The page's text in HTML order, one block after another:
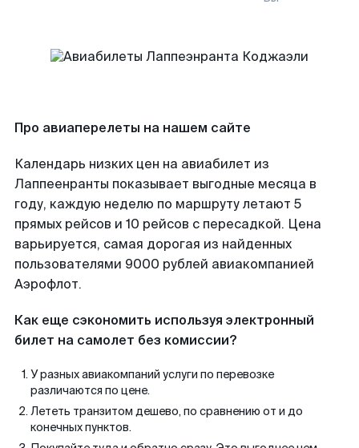
Про авиаперелеты на нашем сайте
Календарь низких цен на авиабилет из
Лаппеенранты показывает выгодные месяца в
году, каждую неделю по маршруту летают 5
прямых рейсов и 10 рейсов с пересадкой. Цена
варьируется, самая дорогая из найденных
пользователями 9000 рублей авиакомпанией
Аэрофлот.
Как еще сэкономить используя электронный
билет на самолет без комиссии?
У разных авиакомпаний услуги по перевозке
различаются по цене.
Лететь транзитом дешево, по сравнению от и до
конечных пунктов.